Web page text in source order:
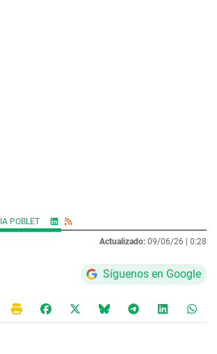
POBLET
Actualizado: 09/06/26 | 0:28
Síguenos en Google